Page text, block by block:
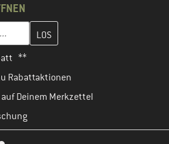
ein und erstelle im nächsten
**
Rabattaktionen
Deinem Merkzettel